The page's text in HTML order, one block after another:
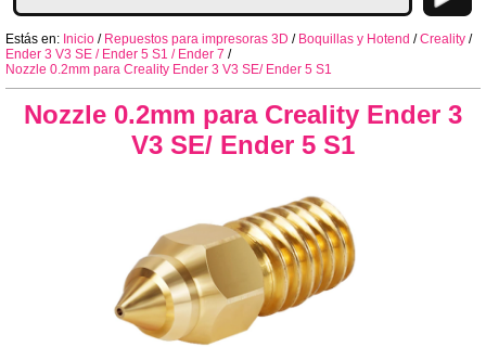
Estás en: Inicio / Repuestos para impresoras 3D / Boquillas y Hotend /Creality /
Ender 3 V3 SE / Ender 5 S1 / Ender 7 /
Nozzle 0.2mm para Creality Ender 3 V3 SE/ Ender 5 S1
Nozzle 0.2mm para Creality Ender 3
V3 SE/ Ender 5 S1